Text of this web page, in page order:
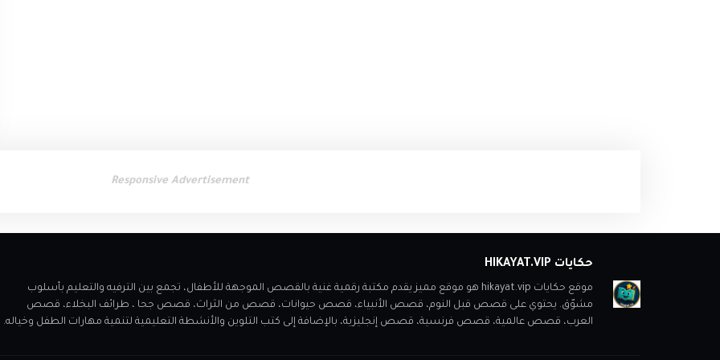
Responsive Advertisement
حكايات HIKAYAT.VIP
موقع حكايات hikayat.vip هو موقع مميز يقدم مكتبة رقمية غنية بالقصص الموجهة للأطفال، تجمع بين الترفيه والتعليم بأسلوب
مشوّق. يحتوي على قصص قبل النوم، قصص الأنبياء، قصص حيوانات، قصص من الثراث، قصص جحا ، طرائف البخلاء، قصص
العرب، قصص عالمية، قصص فرنسية، قصص إنجليزية، بالإضافة إلى كتب التلوين والأنشطة التعليمية لتنمية مهارات الطفل وخياله.